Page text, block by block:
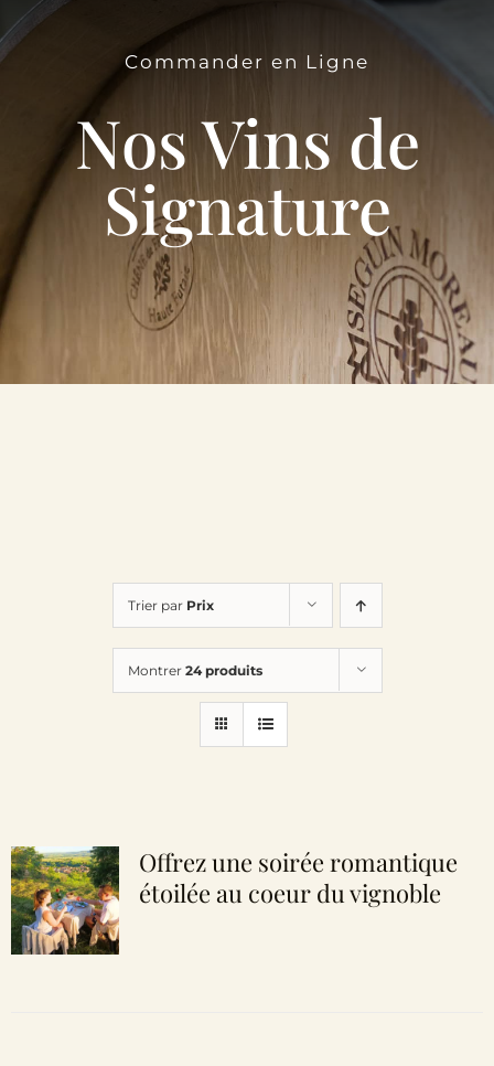
Le Domaine
Œnotourisme
Acheter en ligne
Actualités
Contactez-nous
Commander en Ligne
Nos Vins de
Signature
Trier par Prix
Montrer 24 produits
Offrez une soirée romantique
étoilée au coeur du vignoble